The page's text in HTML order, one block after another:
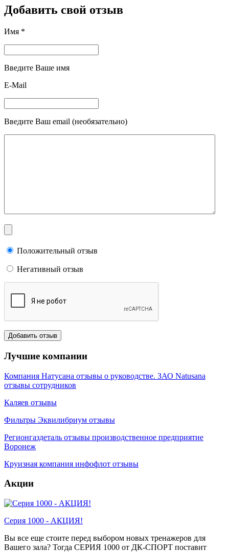
Добавить свой отзыв
Имя *
Введите Ваше имя
E-Mail
Введите Ваш email (необязательно)
Положительный отзыв
Негативный отзыв
Лучшие компании
Компания Натусана отзывы о руководстве. ЗАО Natusana
отзывы сотрудников
Каляев отзывы
Фильтры Эквилибриум отзывы
Регионгаздеталь отзывы производственное предприятие
Воронеж
Круизная компания инфофлот отзывы
Акции
Серия 1000 - АКЦИЯ!
Вы все еще стоите перед выбором новых тренажеров для
Вашего зала? Тогда СЕРИЯ 1000 от ДК-СПОРТ поставит